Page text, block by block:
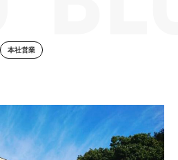
イン
本社営業